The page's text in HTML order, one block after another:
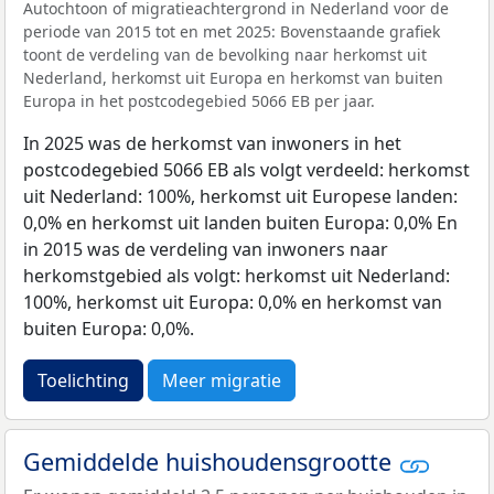
Autochtoon of migratieachtergrond in Nederland voor de
periode van 2015 tot en met 2025: Bovenstaande grafiek
toont de verdeling van de bevolking naar herkomst uit
Nederland, herkomst uit Europa en herkomst van buiten
Europa in het postcodegebied 5066 EB per jaar.
In 2025 was de herkomst van inwoners in het
postcodegebied 5066 EB als volgt verdeeld: herkomst
uit Nederland: 100%, herkomst uit Europese landen:
0,0% en herkomst uit landen buiten Europa: 0,0% En
in 2015 was de verdeling van inwoners naar
herkomstgebied als volgt: herkomst uit Nederland:
100%, herkomst uit Europa: 0,0% en herkomst van
buiten Europa: 0,0%.
Toelichting Meer migratie
Gemiddelde huishoudensgrootte